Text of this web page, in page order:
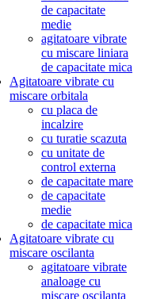
de capacitate
medie
agitatoare vibrate
cu miscare liniara
de capacitate mica
Agitatoare vibrate cu
miscare orbitala
cu placa de
incalzire
cu turatie scazuta
cu unitate de
control externa
de capacitate mare
de capacitate
medie
de capacitate mica
Agitatoare vibrate cu
miscare oscilanta
agitatoare vibrate
analoage cu
miscare oscilanta